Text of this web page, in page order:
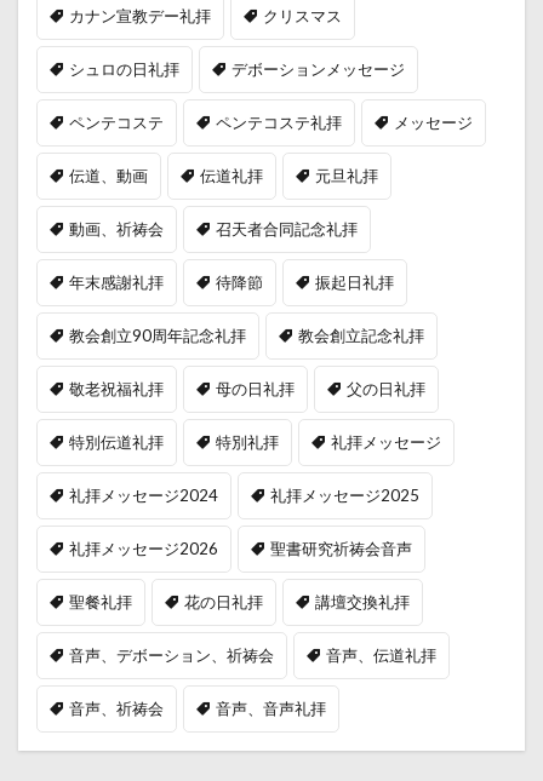
カナン宣教デー礼拝 クリスマス
シュロの日礼拝 デボーションメッセージ
ペンテコステ ペンテコステ礼拝 メッセージ
伝道、動画 伝道礼拝 元旦礼拝
動画、祈祷会 召天者合同記念礼拝
年末感謝礼拝 待降節 振起日礼拝
教会創立90周年記念礼拝 教会創立記念礼拝
敬老祝福礼拝 母の日礼拝 父の日礼拝
特別伝道礼拝 特別礼拝 礼拝メッセージ
礼拝メッセージ2024 礼拝メッセージ2025
礼拝メッセージ2026 聖書研究祈祷会音声
聖餐礼拝 花の日礼拝 講壇交換礼拝
音声、デボーション、祈祷会 音声、伝道礼拝
音声、祈祷会 音声、音声礼拝